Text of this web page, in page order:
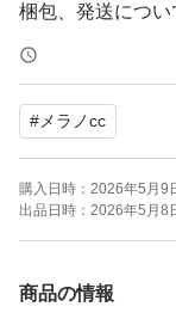
梱包、発送につい
ゆうパケットポス
ゆうパケットポ
易梱包となります
#メラノcc
購入日時： 2026年5月9
出品日時： 2026年5月8
商品の情報